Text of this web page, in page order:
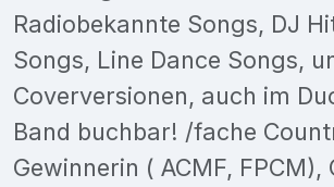
Radiobekannte Songs, DJ
Songs, Line Dance Songs,
Coverversionen, auch im
Band buchbar! /fache
Gewinnerin ( ACMF, FPCM),